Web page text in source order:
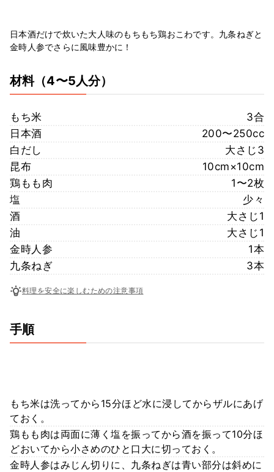
日本酒だけで炊いた大人味のもちもち鶏おこわです。九条ねぎと
金時人参でさらに風味豊かに！
材料（4〜5人分）
もち米
3合
日本酒
200〜250cc
白だし
大さじ3
昆布
10cm×10cm
鶏もも肉
1〜2枚
塩
少々
酒
大さじ1
油
大さじ1
金時人参
1本
九条ねぎ
3本
料理を安全に楽しむための注意事項
手順
もち米は洗ってから15分ほど水に浸してからザルにあげ
ておく。
鶏もも肉は両面に薄く塩を振ってから酒を振って10分ほ
どおいてから小さめのひと口大に切っておく。
金時人参はみじん切りに、九条ねぎは青い部分は斜めに